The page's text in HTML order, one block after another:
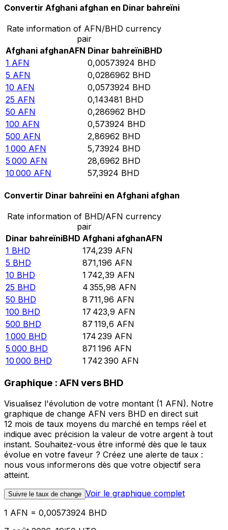
Convertir Afghani afghan en Dinar bahreïni
Rate information of AFN/BHD currency
pair
Afghani afghanAFN Dinar bahreïniBHD
1 AFN 0,00573924 BHD
5 AFN 0,0286962 BHD
10 AFN 0,0573924 BHD
25 AFN 0,143481 BHD
50 AFN 0,286962 BHD
100 AFN 0,573924 BHD
500 AFN 2,86962 BHD
1 000 AFN 5,73924 BHD
5 000 AFN 28,6962 BHD
10 000 AFN 57,3924 BHD
Convertir Dinar bahreïni en Afghani afghan
Rate information of BHD/AFN currency
pair
Dinar bahreïniBHD Afghani afghanAFN
1 BHD 174,239 AFN
5 BHD 871,196 AFN
10 BHD 1 742,39 AFN
25 BHD 4 355,98 AFN
50 BHD 8 711,96 AFN
100 BHD 17 423,9 AFN
500 BHD 87 119,6 AFN
1 000 BHD 174 239 AFN
5 000 BHD 871 196 AFN
10 000 BHD 1 742 390 AFN
Graphique : AFN vers BHD
Visualisez l'évolution de votre montant (1 AFN). Notre
graphique de change AFN vers BHD en direct suit
12 mois de taux moyens du marché en temps réel et
indique avec précision la valeur de votre argent à tout
instant. Souhaitez-vous être informé dès que le taux
évolue en votre faveur ? Créez une alerte de taux :
nous vous informerons dès que votre objectif sera
atteint.
Suivre le taux de change Voir le graphique complet
1 AFN = 0,00573924 BHD